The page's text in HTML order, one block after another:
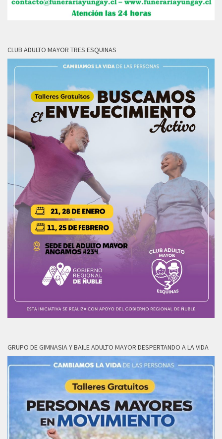
CLUB ADULTO MAYOR TRES ESQUINAS
GRUPO DE GIMNASIA Y BAILE ADULTO MAYOR DESPERTANDO A LA VIDA